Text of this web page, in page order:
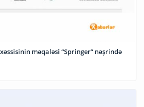
məqaləsi “Springer” nəşrində